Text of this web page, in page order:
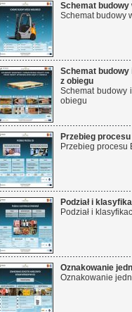
Schemat budowy
Schemat budowy
Schemat
z obiegu
Schemat budowy
obiegu
Przebieg procesu
Przebieg procesu
Podział i
Podział i
Oznakowanie
Oznakowanie